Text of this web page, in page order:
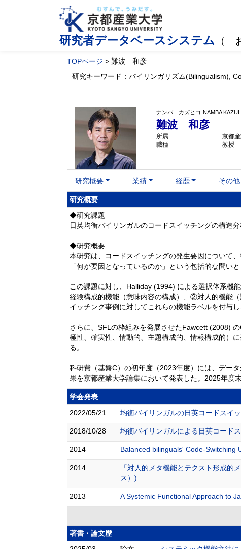
研究者データベースシステム （
TOPページ > 難波 和彦
研究キーワード：バイリンガリズム
ナンバ カズヒコ NAMBA
難波 和彦
所属
京都
職種
教授
研究概要 業績 経歴 その他
研究概要
◆研究課題
日英均衡バイリンガルのコードスイッチングの構造
◆研究概要
本研究は、コードスイッチングの発生要因について
「何が要因となっているのか」という包括的な問い
この課題に対し、Halliday (1994) による選択体系機
経験構成的機能（意味内容の構成）、②対人的機能
イッチング事例に対してこれらの機能ラベルを付与し
さらに、SFLの枠組みを発展させたFawcett (2008)
極性、確実性、情動的、主題構成的、情報構成的）
る。
科研費（基盤C）の初年度（2023年度）には、デー
果を京都産業大学論集において発表した。2025年度
学会発表
2022/05/21
均衡バイリンガルの日英コードスイ
2018/10/28 均衡バイリンガルによる日英コード
2014 Balanced bilinguals' Code-Switching
2014
「対人的メタ機能とテクスト形成
ス）)
2013 A Systemic Functional Approach to
著書・論文歴